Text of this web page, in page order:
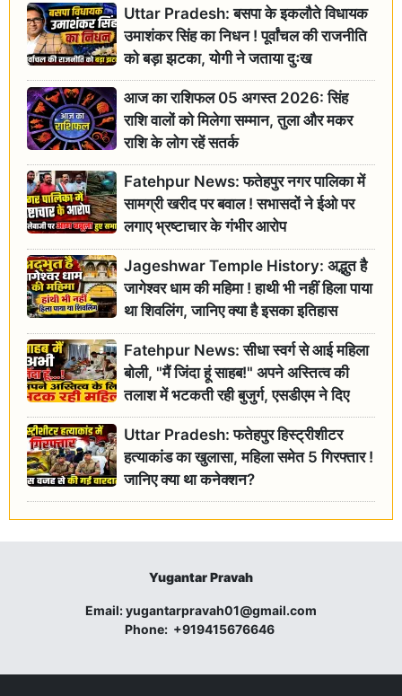
Uttar Pradesh: बसपा के इकलौते विधायक
उमाशंकर सिंह का निधन ! पूर्वांचल की राजनीति
को बड़ा झटका, योगी ने जताया दुःख
आज का राशिफल 05 अगस्त 2026: सिंह
राशि वालों को मिलेगा सम्मान, तुला और मकर
राशि के लोग रहें सतर्क
Fatehpur News: फतेहपुर नगर पालिका में
सामग्री खरीद पर बवाल ! सभासदों ने ईओ पर
लगाए भ्रष्टाचार के गंभीर आरोप
Jageshwar Temple History: अद्भुत है
जागेश्वर धाम की महिमा ! हाथी भी नहीं हिला पाया
था शिवलिंग, जानिए क्या है इसका इतिहास
Fatehpur News: सीधा स्वर्ग से आई महिला
बोली, "मैं जिंदा हूं साहब!" अपने अस्तित्व की
तलाश में भटकती रही बुजुर्ग, एसडीएम ने दिए
जांच के आदेश
Uttar Pradesh: फतेहपुर हिस्ट्रीशीटर
हत्याकांड का खुलासा, महिला समेत 5 गिरफ्तार !
जानिए क्या था कनेक्शन?
Yugantar Pravah
Email:yugantarpravah01@gmail.com
Phone: +919415676646